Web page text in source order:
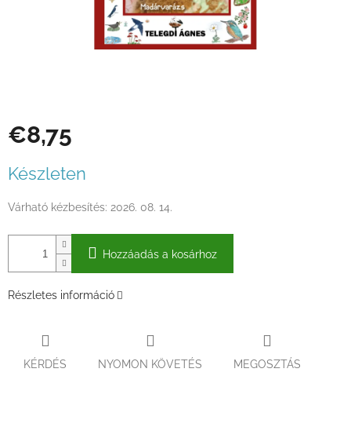
€8,75
Készleten
Várható kézbesítés: 2026. 08. 14.
Hozzáadás a kosárhoz
Részletes információ
KÉRDÉS NYOMON KÖVETÉS MEGOSZTÁS